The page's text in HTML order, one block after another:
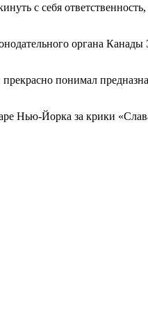
с себя
органа
прекрасно понимал
Нью-Йорка за крики